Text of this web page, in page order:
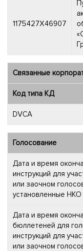
1175427X46907
Связанные
Код типа КД
DVCA
Голосование
Дата и время
инструкций для
или заочном
установленные
Дата и время
бюллетеней для
инструкций для
или заочном